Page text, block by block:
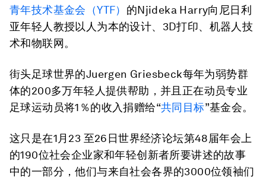
青年技术基金会（YTF） 的Njideka Harry向尼日利
亚年轻人教授以人为本的设计、3D打印、机器人技
术和物联网。
街头足球世界的Juergen Griesbeck每年为弱势群
体的200多万年轻人提供帮助，并且正在动员专业
足球运动员将1％的收入捐赠给“共同目标”基金会。
这只是在1月23 至26日世界经济论坛第48届年会上
的190位社会企业家和年轻创新者所要讲述的故事
中的一部分，他们与来自社会各界的3000位领袖们